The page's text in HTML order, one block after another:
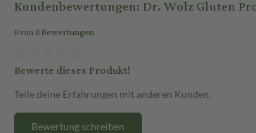
Kundenbewertungen: Dr. Wolz Gluten
0 von 0 Bewertungen
Bewerte dieses Produkt!
Teile deine Erfahrungen mit anderen Kunden.
Bewertung schreiben